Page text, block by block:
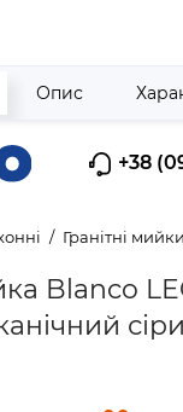
+38
Гранітні
Blanco
Опис